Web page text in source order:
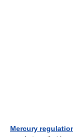
Mercury